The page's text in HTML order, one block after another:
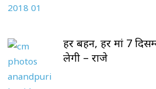
हर बहन, हर मां 7
लेगी – राजे